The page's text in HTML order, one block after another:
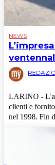
NEWS
LARINO -
clienti e
nel 1998. Fin